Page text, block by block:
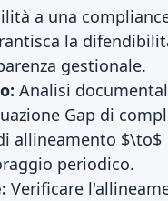
a una
la
gestionale.
Analisi
Gap di
allineamento $\to$
periodico.
Verificare